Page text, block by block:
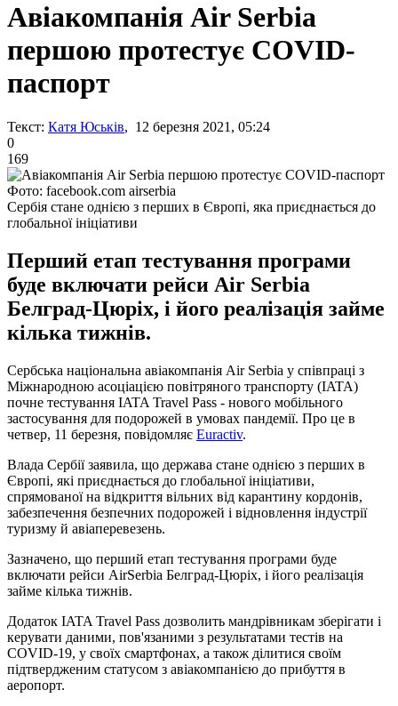
Авіакомпанія Air Serbia
першою протестує COVID-
паспорт
Текст: Катя Юськів, 12 березня 2021, 05:24
0
169
Фото: facebook.com airserbia
Сербія стане однією з перших в Європі, яка приєднається до
глобальної ініціативи
Перший етап тестування програми
буде включати рейси Air Serbia
Белград-Цюріх, і його реалізація займе
кілька тижнів.
Сербська національна авіакомпанія Air Serbia у співпраці з
Міжнародною асоціацією повітряного транспорту (IATA)
почне тестування IATA Travel Pass - нового мобільного
застосування для подорожей в умовах пандемії. Про це в
четвер, 11 березня, повідомляє Euractiv.
Влада Сербії заявила, що держава стане однією з перших в
Європі, які приєднається до глобальної ініціативи,
спрямованої на відкриття вільних від карантину кордонів,
забезпечення безпечних подорожей і відновлення індустрії
туризму й авіаперевезень.
Зазначено, що перший етап тестування програми буде
включати рейси AirSerbia Белград-Цюріх, і його реалізація
займе кілька тижнів.
Додаток IATA Travel Pass дозволить мандрівникам зберігати і
керувати даними, пов'язаними з результатами тестів на
COVID-19, у своїх смартфонах, а також ділитися своїм
підтвердженим статусом з авіакомпанією до прибуття в
аеропорт.